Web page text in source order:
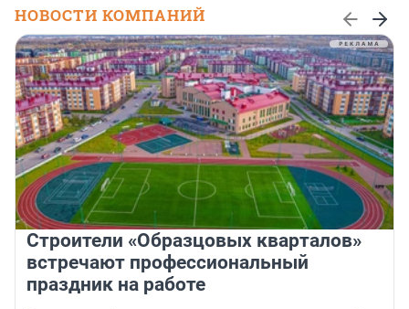
НОВОСТИ КОМПАНИЙ
Строители «Образцовых кварталов»
встречают профессиональный
праздник на работе